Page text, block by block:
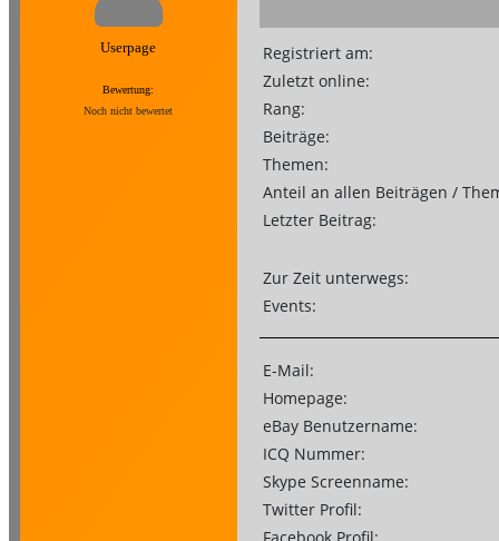
Userpage
Bewertung:
Noch nicht bewertet
Registriert am:
Zuletzt online:
Rang:
Beiträge:
Themen:
Anteil an allen Beiträgen /
Letzter Beitrag:
Zur Zeit unterwegs:
Events:
E-Mail:
Homepage:
eBay Benutzername:
ICQ Nummer:
Skype Screenname:
Twitter Profil: